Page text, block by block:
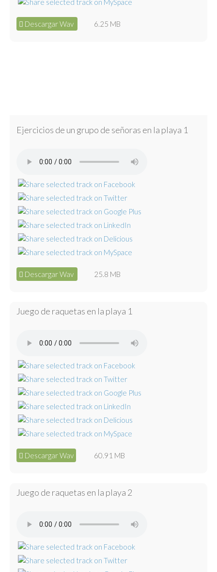
Descargar Wav 6.25 MB
Ejercicios de un grupo de señoras en la playa 1
Descargar Wav 25.8 MB
Juego de raquetas en la playa 1
Descargar Wav 60.91 MB
Juego de raquetas en la playa 2